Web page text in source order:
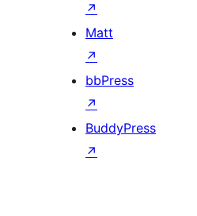
↗
Matt
↗
bbPress
↗
BuddyPress
↗